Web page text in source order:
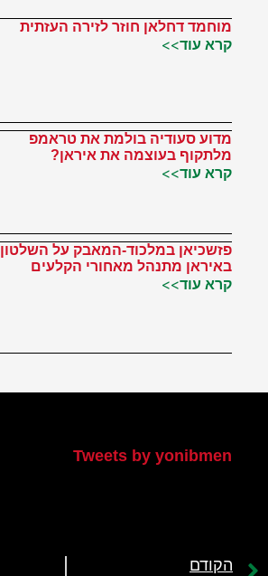
מוחמד דחלאן חוזר לזירה העזתית
קרא עוד>>
מדוע סעודיה בולמת את טראמפ
מלתקוף בעוצמה את איראן?
קרא עוד>>
פזשכיאן במלכוד-המאבק על השלטון
באיראן מתנהל מאחורי הקלעים
קרא עוד>>
Tweets by yonibmen
הקודם